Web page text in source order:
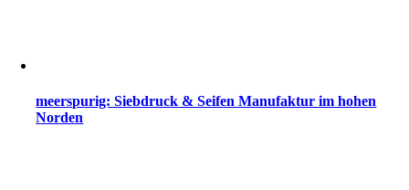
meerspurig: Siebdruck & Seifen Manufaktur im hohen
Norden